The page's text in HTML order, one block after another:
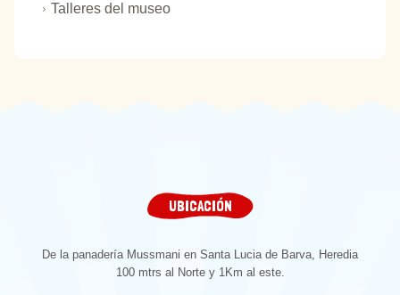
Talleres del museo
UBICACIÓN
De la panadería Mussmani en Santa Lucia de Barva, Heredia
100 mtrs al Norte y 1Km al este.